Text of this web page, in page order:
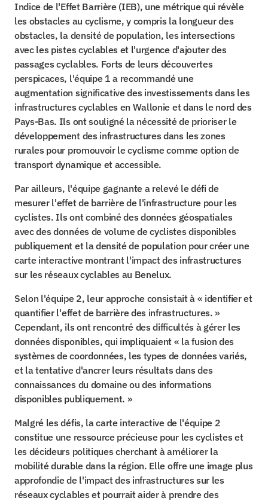
Indice de l'Effet Barrière (IEB), une métrique qui révèle
les obstacles au cyclisme, y compris la longueur des
obstacles, la densité de population, les intersections
avec les pistes cyclables et l'urgence d'ajouter des
passages cyclables. Forts de leurs découvertes
perspicaces, l'équipe 1 a recommandé une
augmentation significative des investissements dans les
infrastructures cyclables en Wallonie et dans le nord des
Pays-Bas. Ils ont souligné la nécessité de prioriser le
développement des infrastructures dans les zones
rurales pour promouvoir le cyclisme comme option de
transport dynamique et accessible.
Par ailleurs, l'équipe gagnante a relevé le défi de
mesurer l'effet de barrière de l'infrastructure pour les
cyclistes. Ils ont combiné des données géospatiales
avec des données de volume de cyclistes disponibles
publiquement et la densité de population pour créer une
carte interactive montrant l'impact des infrastructures
sur les réseaux cyclables au Benelux.
Selon l'équipe 2, leur approche consistait à « identifier et
quantifier l'effet de barrière des infrastructures. »
Cependant, ils ont rencontré des difficultés à gérer les
données disponibles, qui impliquaient « la fusion des
systèmes de coordonnées, les types de données variés,
et la tentative d'ancrer leurs résultats dans des
connaissances du domaine ou des informations
disponibles publiquement. »
Malgré les défis, la carte interactive de l'équipe 2
constitue une ressource précieuse pour les cyclistes et
les décideurs politiques cherchant à améliorer la
mobilité durable dans la région. Elle offre une image plus
approfondie de l'impact des infrastructures sur les
réseaux cyclables et pourrait aider à prendre des